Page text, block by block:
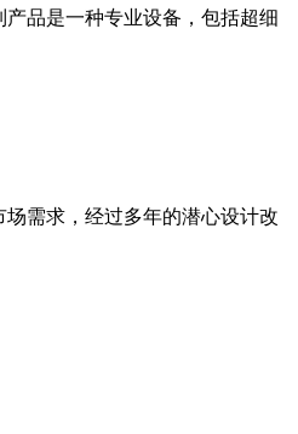
品是一种专业设备，包括超细
需求，经过多年的潜心设计改